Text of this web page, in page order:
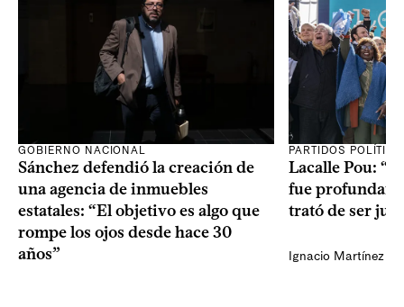
GOBIERNO NACIONAL
Sánchez defendió la creación de
una agencia de inmuebles
estatales: “El objetivo es algo que
rompe los ojos desde hace 30
años”
PARTIDOS
Lacalle Pou:
fue
trató de ser
Ignacio Martínez